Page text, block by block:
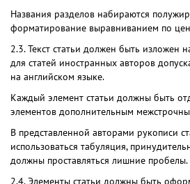
Названия разделов набираются
форматирование выравниванием по
2.3. Текст статьи должен быть изложен
для статей иностранных авторов
на английском языке.
Каждый элемент статьи должны быть
элементов дополнительным
В представленной авторами рукописи
использоваться табуляция,
должны проставляться лишние пробелы.
2.4. Элементы статьи должны быть